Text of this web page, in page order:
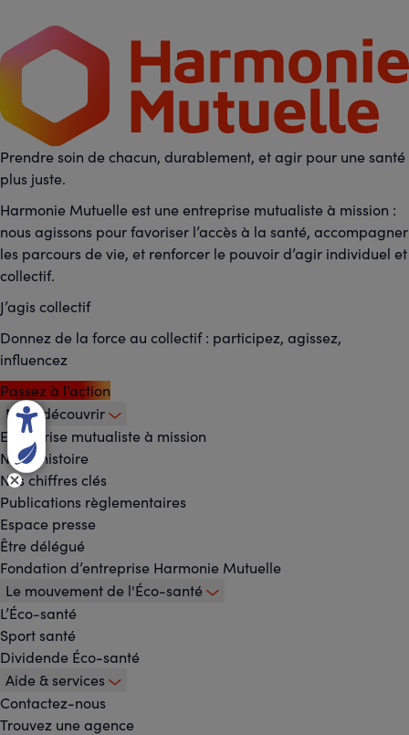
Prendre soin de chacun, durablement, et agir pour une santé
plus juste.
Harmonie Mutuelle est une entreprise mutualiste à mission :
nous agissons pour favoriser l’accès à la santé, accompagner
les parcours de vie, et renforcer le pouvoir d’agir individuel et
collectif.
J’agis collectif
Donnez de la force au collectif : participez, agissez,
influencez
Passez à l’action
Footer
-
Menu
principal
Nous découvrir
Entreprise mutualiste à mission
Notre histoire
Nos chiffres clés
Publications règlementaires
Espace presse
Être délégué
Fondation d’entreprise Harmonie Mutuelle
Le mouvement de l'Éco-santé
L’Éco-santé
Sport santé
Dividende Éco-santé
Aide & services
Contactez-nous
Trouvez une agence